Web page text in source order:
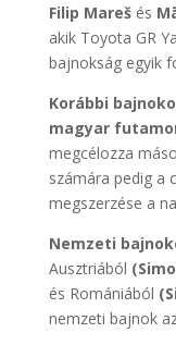
Filip Marešés
akik Toyota GR
bajnokság egyik
Korábbi
magyar
megcélozza
számára pedig a
megszerzése a
Nemzeti
Ausztriából
és Romániából
nemzeti bajnok